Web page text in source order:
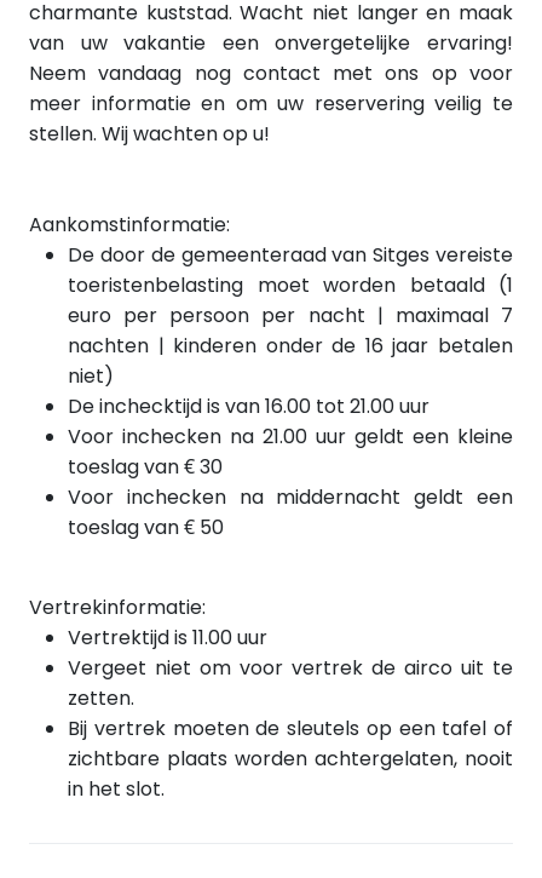
charmante kuststad. Wacht niet langer en maak
van uw vakantie een onvergetelijke ervaring!
Neem vandaag nog contact met ons op voor
meer informatie en om uw reservering veilig te
stellen. Wij wachten op u!
Aankomstinformatie:
De door de gemeenteraad van Sitges vereiste
toeristenbelasting moet worden betaald (1
euro per persoon per nacht | maximaal 7
nachten | kinderen onder de 16 jaar betalen
niet)
De inchecktijd is van 16.00 tot 21.00 uur
Voor inchecken na 21.00 uur geldt een kleine
toeslag van € 30
Voor inchecken na middernacht geldt een
toeslag van € 50
Vertrekinformatie:
Vertrektijd is 11.00 uur
Vergeet niet om voor vertrek de airco uit te
zetten.
Bij vertrek moeten de sleutels op een tafel of
zichtbare plaats worden achtergelaten, nooit
in het slot.